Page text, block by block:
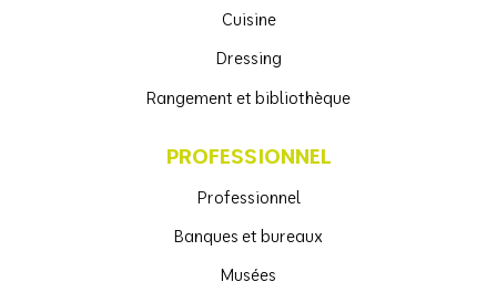
PROFESSIONNEL
Professionnel
Banques et bureaux
Musées
Cuisine
Dressing
Rangement et bibliothèque